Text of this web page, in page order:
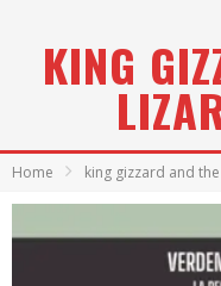
KING
Home king gizzard and